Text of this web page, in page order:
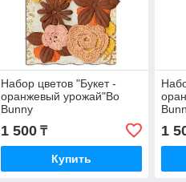
Набор цветов "Букет -
оранжевый урожай"Bo
Bunny
1 500₸
Купить
1